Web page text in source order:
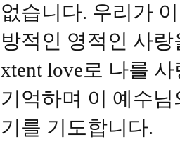
없습니다. 우리가
방적인 영적인 사
xtent love로 나를
기억하며 이 예수
기를 기도합니다.